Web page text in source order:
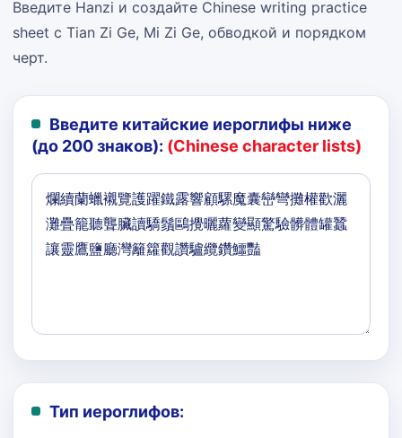
Введите Hanzi и создайте Chinese writing practice
sheet с Tian Zi Ge, Mi Zi Ge, обводкой и порядком
черт.
Введите китайские иероглифы ниже
(до 200 знаков): (Chinese character lists)
Тип иероглифов: